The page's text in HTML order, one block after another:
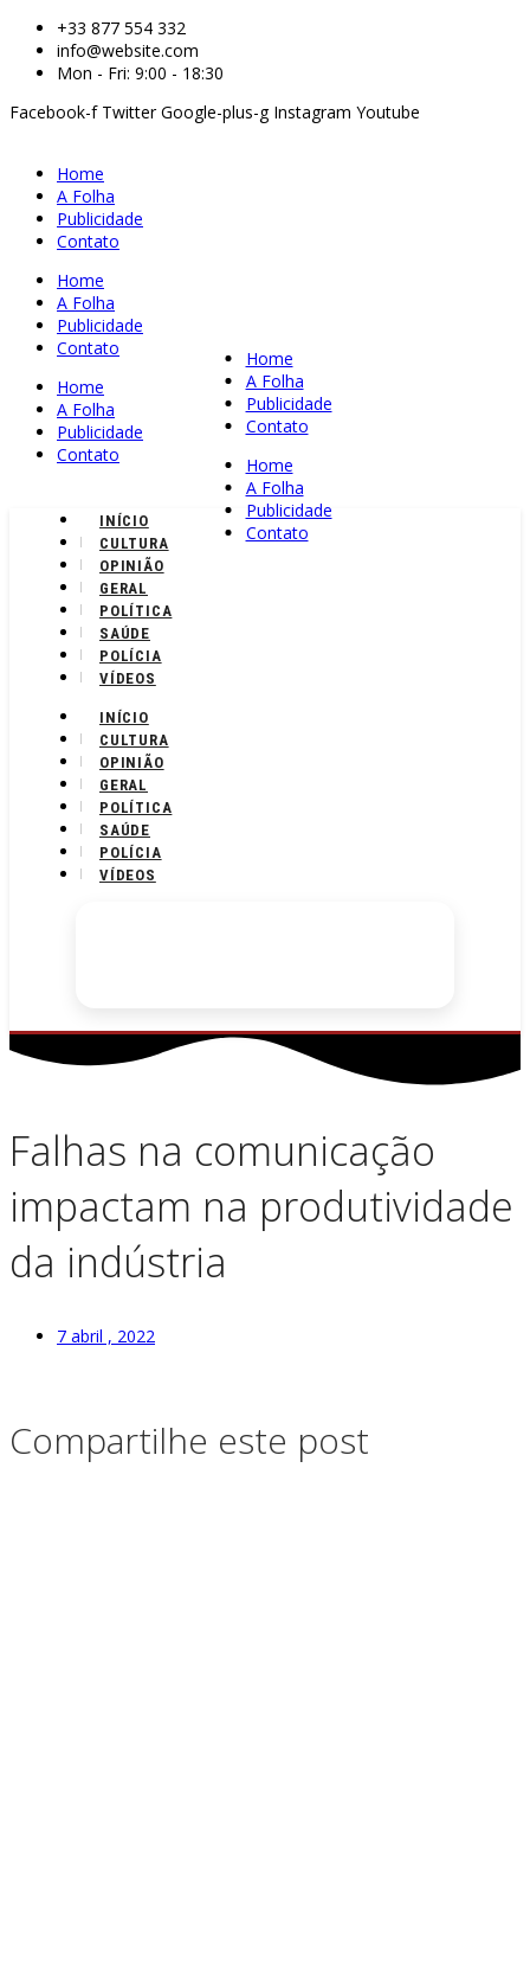
+33 877 554 332
info@website.com
Mon - Fri: 9:00 - 18:30
Facebook-f Twitter Google-plus-g Instagram Youtube
Home
A Folha
Publicidade
Contato
Home
A Folha
Publicidade
Contato
Home
A Folha
Publicidade
Contato
Home
A Folha
Publicidade
Contato
Home
A Folha
Publicidade
Contato
INÍCIO
CULTURA
OPINIÃO
GERAL
POLÍTICA
SAÚDE
POLÍCIA
VÍDEOS
INÍCIO
CULTURA
OPINIÃO
GERAL
POLÍTICA
SAÚDE
POLÍCIA
VÍDEOS
Falhas na comunicação
impactam na produtividade
da indústria
7 abril , 2022
Compartilhe este post